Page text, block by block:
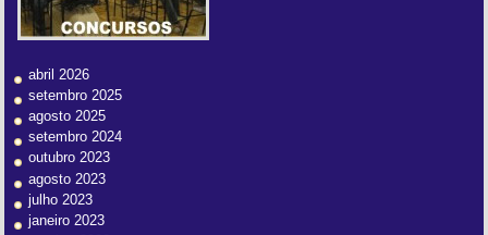
abril 2026
setembro 2025
agosto 2025
setembro 2024
outubro 2023
agosto 2023
julho 2023
janeiro 2023